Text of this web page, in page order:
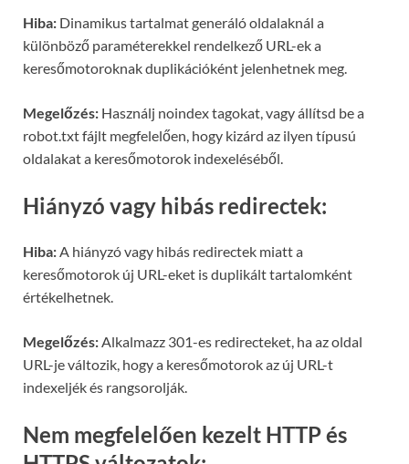
Hiba: Dinamikus tartalmat generáló oldalaknál a
különböző paraméterekkel rendelkező URL-ek a
keresőmotoroknak duplikációként jelenhetnek meg.
Megelőzés: Használj noindex tagokat, vagy állítsd be a
robot.txt fájlt megfelelően, hogy kizárd az ilyen típusú
oldalakat a keresőmotorok indexeléséből.
Hiányzó vagy hibás redirectek:
Hiba: A hiányzó vagy hibás redirectek miatt a
keresőmotorok új URL-eket is duplikált tartalomként
értékelhetnek.
Megelőzés: Alkalmazz 301-es redirecteket, ha az oldal
URL-je változik, hogy a keresőmotorok az új URL-t
indexeljék és rangsorolják.
Nem megfelelően kezelt HTTP és